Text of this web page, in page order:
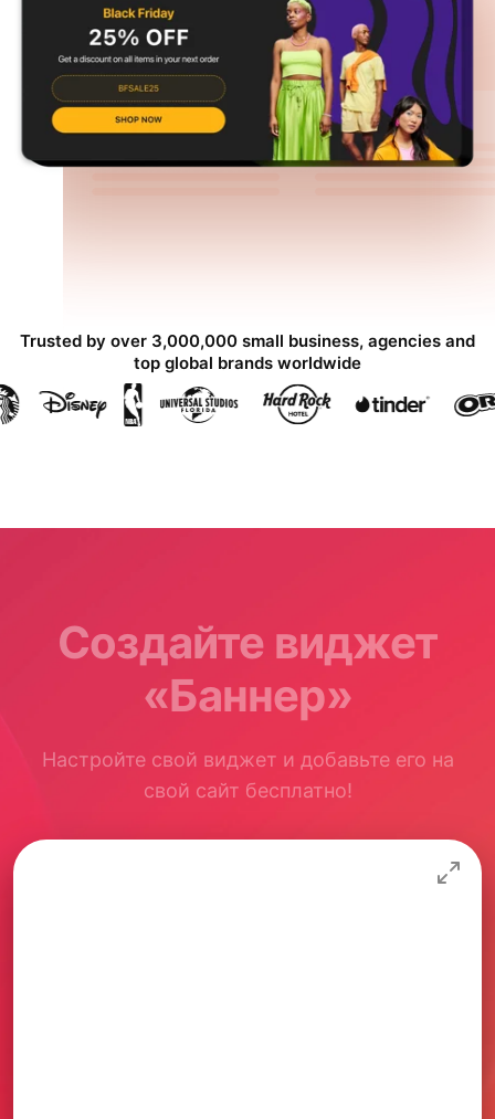
Trusted by over 3,000,000 small business, agencies and
top global brands worldwide
Создайте виджет
«Баннер»
Настройте свой виджет и добавьте его на
свой сайт бесплатно!